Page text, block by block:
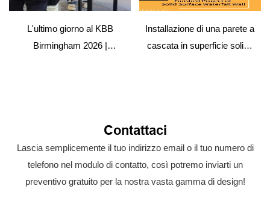
L'ultimo giorno al KBB
Birmingham 2026 |
Installazione di una parete a
cascata in superficie solida
Contattaci
Lascia semplicemente il tuo indirizzo email o il tuo numero di
telefono nel modulo di contatto, così potremo inviarti un
preventivo gratuito per la nostra vasta gamma di design!